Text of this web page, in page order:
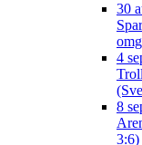
30
4
8
3:6)